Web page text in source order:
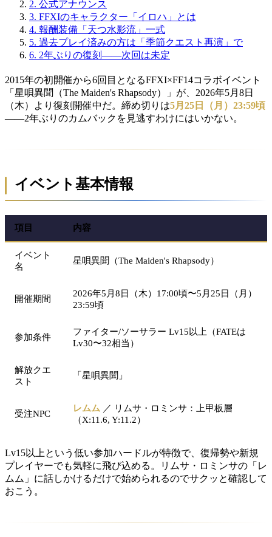
2. 公式アナウンス
3. FFXIのキャラクター「イロハ」とは
4. 報酬装備「天つ水影流」一式
5. 過去プレイ済みの方は「季節クエスト再演」で
6. 2年ぶりの復刻——次回は未定
2015年の初開催から6回目となるFFXI×FF14コラボイベント
「星唄異聞（The Maiden's Rhapsody）」が、2026年5月8日
（木）より復刻開催中だ。締め切りは5月25日（月）23:59頃
——2年ぶりのカムバックを見逃すわけにはいかない。
イベント基本情報
項目 内容
イベント
名
星唄異聞（The Maiden's Rhapsody）
開催期間
2026年5月8日（木）17:00頃〜5月25日（月）
23:59頃
参加条件
ファイター/ソーサラー Lv15以上（FATEは
Lv30〜32相当）
解放クエ
スト
「星唄異聞」
受注NPC
レムム ／ リムサ・ロミンサ：上甲板層
（X:11.6, Y:11.2）
Lv15以上という低い参加ハードルが特徴で、復帰勢や新規
プレイヤーでも気軽に飛び込める。リムサ・ロミンサの「レ
ムム」に話しかけるだけで始められるのでサクッと確認して
おこう。